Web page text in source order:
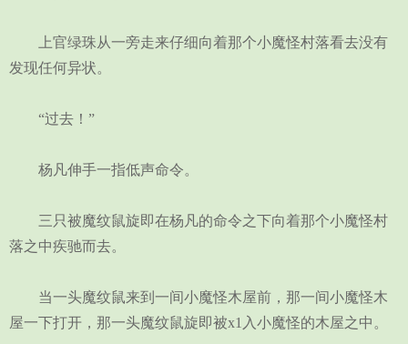
上官绿珠从一旁走来仔细向着那个小魔怪村落看去没有
发现任何异状。
“过去！”
杨凡伸手一指低声命令。
三只被魔纹鼠旋即在杨凡的命令之下向着那个小魔怪村
落之中疾驰而去。
当一头魔纹鼠来到一间小魔怪木屋前，那一间小魔怪木
屋一下打开，那一头魔纹鼠旋即被x1入小魔怪的木屋之中。